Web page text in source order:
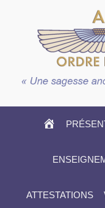
HOME
ATTESTATIONS